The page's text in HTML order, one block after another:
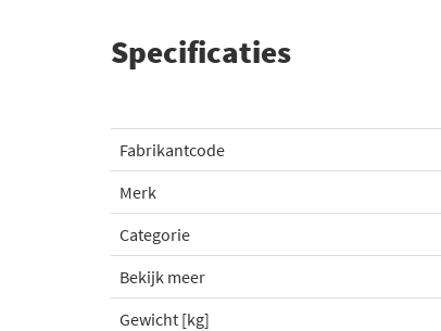
Specificaties
Fabrikantcode
Merk
Categorie
Bekijk meer
Gewicht [kg]